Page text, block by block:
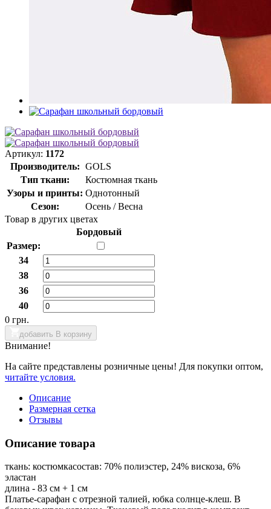
Артикул: 1172
Производитель: GOLS
Тип ткани:
Костюмная ткань
Узоры и принты: Однотонный
Сезон:
Осень / Весна
Товар в других цветах
Бордовый
Размер:
34
38
36
40
0 грн.
добавить В корзину
Внимание!
На сайте представлены розничные цены! Для покупки оптом,
читайте условия.
Описание
Размерная сетка
Отзывы
Описание товара
ткань: костюмкасостав: 70% полиэстер, 24% вискоза, 6%
эластан
длина - 83 см + 1 см
Платье-сарафан с отрезной талией, юбка солнце-клеш. В